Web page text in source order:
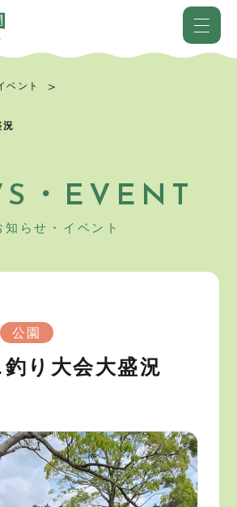
ベント
況
・EVENT
知らせ・イベント
公園
り大会大盛況